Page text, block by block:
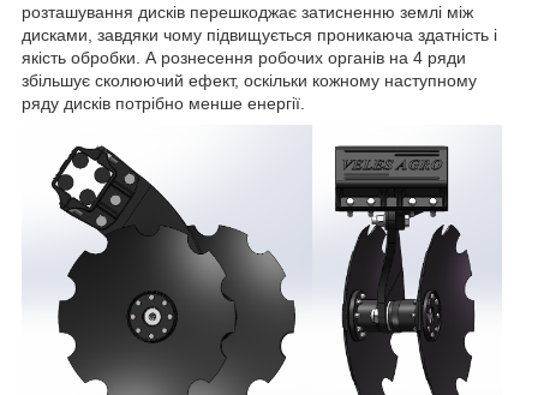
розташування дисків перешкоджає затисненню землі між
дисками, завдяки чому підвищується проникаюча здатність і
якість обробки. А рознесення робочих органів на 4 ряди
збільшує сколюючий ефект, оскільки кожному наступному
ряду дисків потрібно менше енергії.